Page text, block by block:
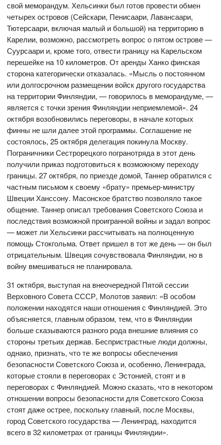
свой меморандум. Хельсинки был готов провести обмен
четырех островов (Сейскари, Пенисаари, Лавансаари,
Тютерсаари, включая малый и большой) на территорию в
Карелии, возможно, рассмотреть вопрос о пятом острове —
Суурсаари и, кроме того, отвести границу на Карельском
перешейке на 10 километров. От аренды Ханко финская
сторона категорически отказалась. «Мысль о постоянном
или долгосрочном размещении войск другого государства
на территории Финляндии, — говорилось в меморандуме, —
является с точки зрения Финляндии неприемлемой». 24
октября возобновились переговоры, в начале которых
финны не шли далее этой программы. Соглашение не
состоялось, 25 октября делегация покинула Москву.
Пограничники Сестрорецкого погранотряда в этот день
получили приказ подготовиться к возможному переходу
границы. 27 октября, по приезде домой, Таннер обратился с
частным письмом к своему «брату» премьер-министру
Швеции Ханссону. Масонское братство позволяло такое
общение. Таннер описал требования Советского Союза и
последствия возможной проигранной войны и задал вопрос
— может ли Хельсинки рассчитывать на полноценную
помощь Стокгольма. Ответ пришел в тот же день — он был
отрицательным. Швеция сочувствовала Финляндии, но в
войну вмешиваться не планировала.
31 октября, выступая на внеочередной Пятой сессии
Верховного Совета СССР, Молотов заявил: «В особом
положении находятся наши отношения с Финляндией. Это
объясняется, главным образом, тем, что в Финляндии
больше сказываются разного рода внешние влияния со
стороны третьих держав. Беспристрастные люди должны,
однако, признать, что те же вопросы обеспечения
безопасности Советского Союза и, особенно, Ленинграда,
которые стояли в переговорах с Эстонией, стоят и в
переговорах с Финляндией. Можно сказать, что в некотором
отношении вопросы безопасности для Советского Союза
стоят даже острее, поскольку главный, после Москвы,
город Советского государства — Ленинград, находится
всего в 32 километрах от границы Финляндии».